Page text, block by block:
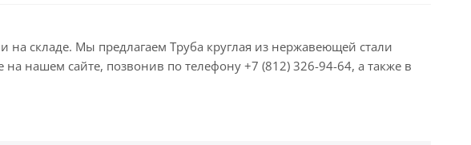
складе. Мы предлагаем Труба круглая из нержавеющей стали
нашем сайте, позвонив по телефону +7 (812) 326-94-64, а также в